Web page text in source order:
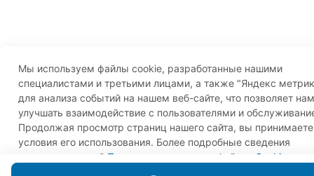
Мы используем файлы cookie, разработанные нашими
специалистами и третьими лицами, а также "Яндекс
для анализа событий на нашем веб-сайте, что позволяет нам
улучшать взаимодействие с пользователями и
Продолжая просмотр страниц нашего сайта, вы принимаете
условия его использования. Более подробные сведения
смотрите в нашей Политике в отношении файлов Cookie